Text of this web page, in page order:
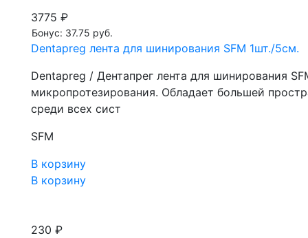
3775 ₽
Бонус: 37.75 руб.
Dentapreg лента для шинирования SFM 1шт./5см.
Dentapreg / Дентапрег лента для шинирования
микропротезирования. Обладает большей
среди всех сист
SFM
В корзину
В корзину
230 ₽